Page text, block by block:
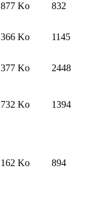
877 Ko 832
366 Ko
1145
377 Ko 2448
732 Ko 1394
162 Ko 894